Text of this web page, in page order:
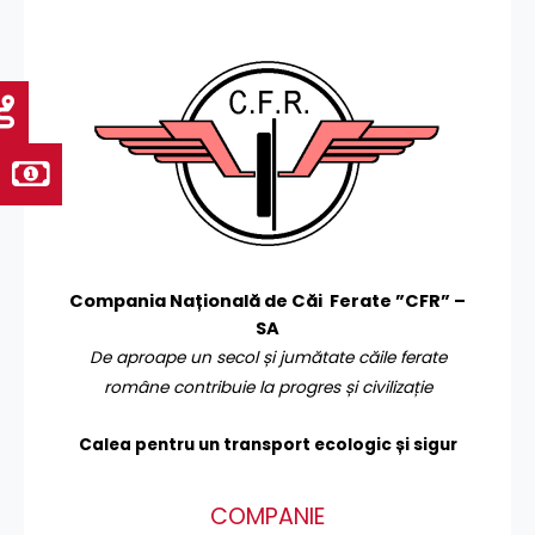
Compania Națională de Căi Ferate ”CFR” –
SA
De aproape un secol și jumătate căile ferate
române contribuie la progres și civilizație
Calea pentru un transport ecologic și sigur
COMPANIE